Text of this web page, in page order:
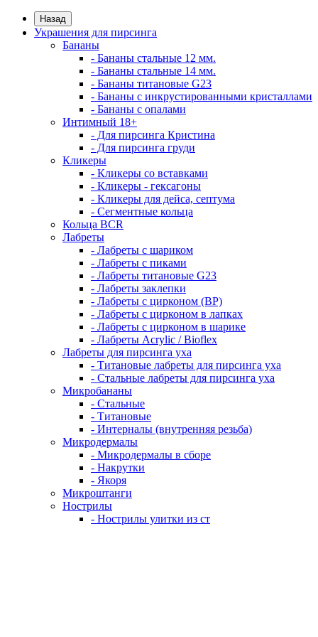
Назад
Украшения для пирсинга
Бананы
- Бананы стальные 12 мм.
- Бананы стальные 14 мм.
- Бананы титановые G23
- Бананы с инкрустированными кристаллами
- Бананы с опалами
Интимный 18+
- Для пирсинга Кристина
- Для пирсинга груди
Кликеры
- Кликеры со вставками
- Кликеры - гексагоны
- Кликеры для дейса, септума
- Сегментные кольца
Кольца BCR
Лабреты
- Лабреты с шариком
- Лабреты с пиками
- Лабреты титановые G23
- Лабреты заклепки
- Лабреты с цирконом (ВР)
- Лабреты с цирконом в лапках
- Лабреты с цирконом в шарике
- Лабреты Acrylic / Bioflex
Лабреты для пирсинга уха
- Титановые лабреты для пирсинга уха
- Стальные лабреты для пирсинга уха
Микробананы
- Стальные
- Титановые
- Интерналы (внутренняя резьба)
Микродермалы
- Микродермалы в сборе
- Накрутки
- Якоря
Микроштанги
Нострилы
- Нострилы улитки из ст